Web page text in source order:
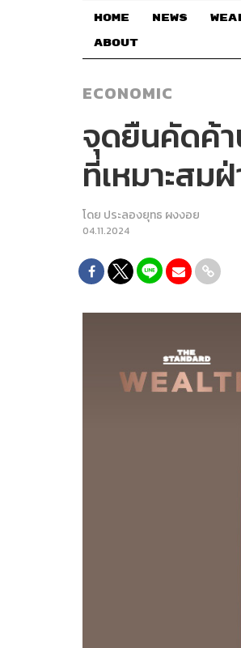
HOME NEWS
ABOUT
ECONOMIC
จุดยืนคัดค้า
ที่เหมาะสม
โดย ประลองยุทธ ผงงอย
04.11.2024